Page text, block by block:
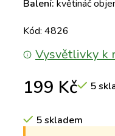
Balení: květináč
Kód: 4826
Vysvětlivky k
199 Kč 5
5 skladem